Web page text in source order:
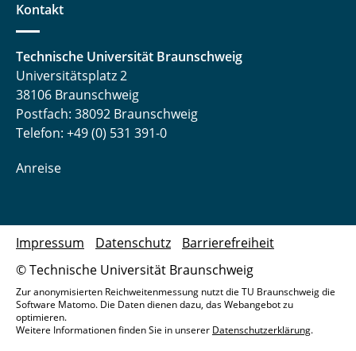
Kontakt
Technische Universität Braunschweig
Universitätsplatz 2
38106 Braunschweig
Postfach: 38092 Braunschweig
Telefon: +49 (0) 531 391-0
Anreise
© Technische Universität Braunschweig
Impressum Datenschutz Barrierefreiheit
Zur anonymisierten Reichweitenmessung nutzt die TU Braunschweig die
Software Matomo. Die Daten dienen dazu, das Webangebot zu
optimieren.
Weitere Informationen finden Sie in unserer Datenschutzerklärung.